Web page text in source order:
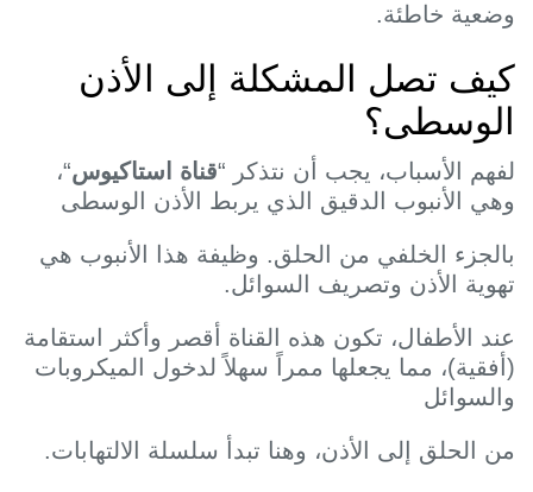
خاطئة.
تصل المشكلة إلى الأذن
الأسباب، يجب أن نتذكر “قناة استاكيوس“،
الأنبوب الدقيق الذي يربط الأذن الوسطى
الخلفي من الحلق. وظيفة هذا الأنبوب هي
الأذن وتصريف السوائل.
الأطفال، تكون هذه القناة أقصر وأكثر استقامة
مما يجعلها ممراً سهلاً لدخول الميكروبات
الحلق إلى الأذن، وهنا تبدأ سلسلة الالتهابات.